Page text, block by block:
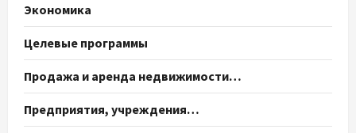
Экономика
Целевые программы
Продажа и аренда недвижимости…
Предприятия, учреждения…